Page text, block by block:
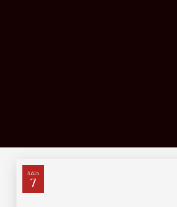
حلقة
7